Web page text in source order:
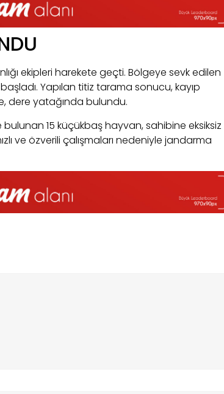
ekipleri harekete geçti. Bölgeye sevk edilen
Yapılan titiz tarama sonucu, kayıp
dere yatağında bulundu.
15 küçükbaş hayvan, sahibine eksiksiz
ve özverili çalışmaları nedeniyle jandarma